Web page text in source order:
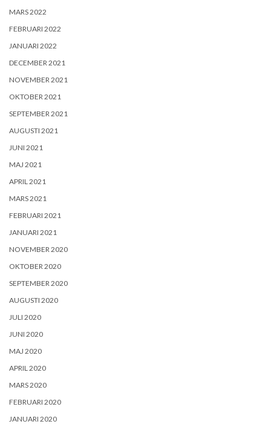
MARS 2022
FEBRUARI 2022
JANUARI 2022
DECEMBER 2021
NOVEMBER 2021
OKTOBER 2021
SEPTEMBER 2021
AUGUSTI 2021
JUNI 2021
MAJ 2021
APRIL 2021
MARS 2021
FEBRUARI 2021
JANUARI 2021
NOVEMBER 2020
OKTOBER 2020
SEPTEMBER 2020
AUGUSTI 2020
JULI 2020
JUNI 2020
MAJ 2020
APRIL 2020
MARS 2020
FEBRUARI 2020
JANUARI 2020